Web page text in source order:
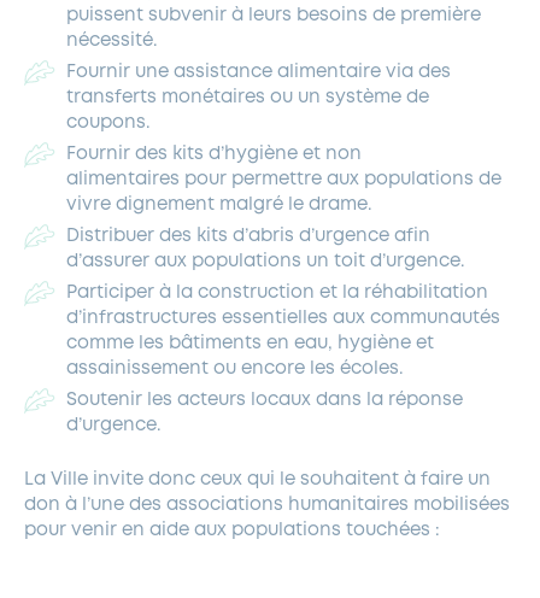
puissent subvenir à leurs besoins de première
nécessité.
Fournir une assistance alimentaire via des
transferts monétaires ou un système de
coupons.
Fournir des kits d’hygiène et non
alimentaires pour permettre aux populations de
vivre dignement malgré le drame.
Distribuer des kits d’abris d’urgence afin
d’assurer aux populations un toit d’urgence.
Participer à la construction et la réhabilitation
d’infrastructures essentielles aux communautés
comme les bâtiments en eau, hygiène et
assainissement ou encore les écoles.
Soutenir les acteurs locaux dans la réponse
d’urgence.
La Ville invite donc ceux qui le souhaitent à faire un
don à l’une des associations humanitaires mobilisées
pour venir en aide aux populations touchées :